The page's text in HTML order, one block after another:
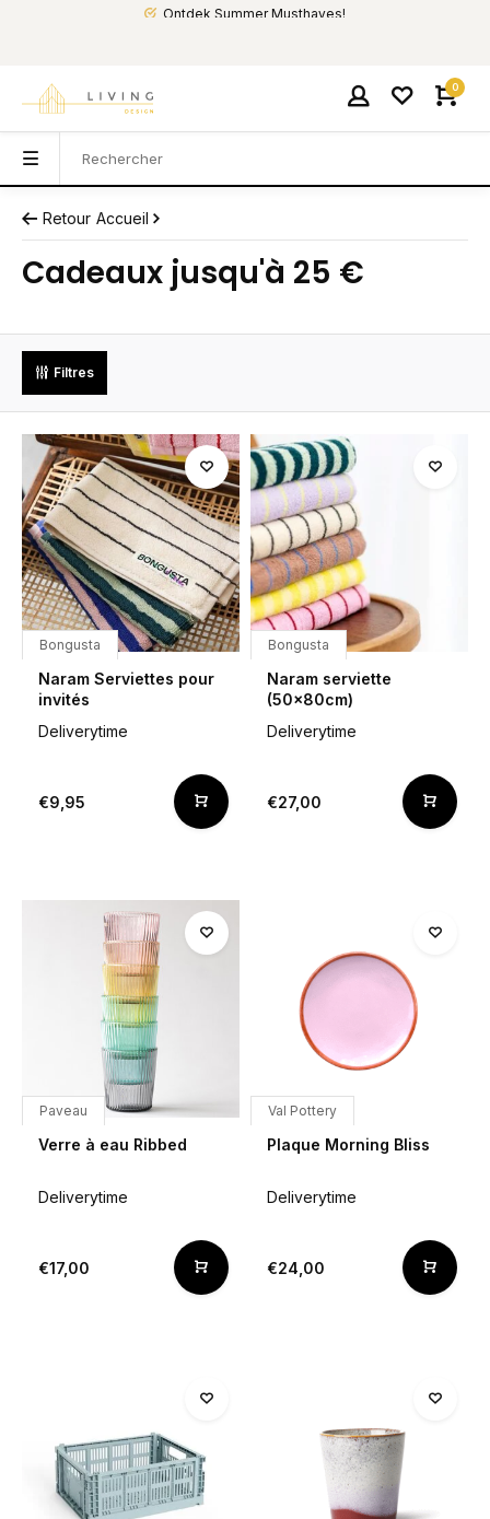
Ontdek Summer Musthaves!
0
Retour Accueil
Cadeaux jusqu'à 25 €
Filtres
Bongusta
Naram Serviettes pour
invités
Deliverytime
€9,95
Bongusta
Naram serviette
(50x80cm)
Deliverytime
€27,00
Paveau
Verre à eau Ribbed
Deliverytime
€17,00
Val Pottery
Plaque Morning Bliss
Deliverytime
€24,00